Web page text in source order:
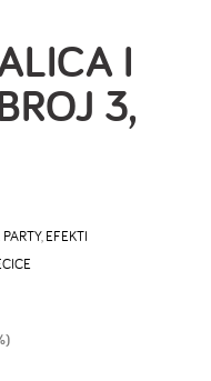
I
3,
, EFEKTI